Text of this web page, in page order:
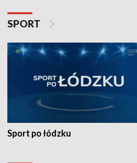
SPORT
Sport po łódzku